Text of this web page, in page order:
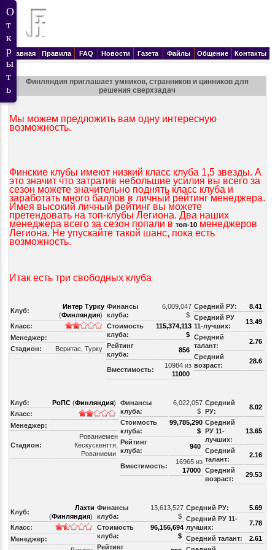
Главная Правила FAQ Новости Газета Файлы Общение Контакты
Финляндия приглашает умников, странников и цинников для
решения сверхзадач
Мы можем предложить вам одну интересную
возможность.
Финские клубы имеют низкий класс клуба 1,5 звезды. А
это значит что затратив небольшие усилия вы всего за
сезон можете значительно поднять класс клуба и
заработать много баллов в личный рейтинг менеджера.
Имея высокий личный рейтинг вы можете
претендовать на топ-клубы Легиона. Два наших
менеджера всего за сезон попали в топ-10менеджеров
Легиона. Не упускайте такой шанс, пока есть
возможность.
Итак есть три свободных клуба
Клуб:
Интер Турку
(Финляндия)
Класс:
Менеджер:
Стадион:
Веритас, Турку
Финансы
клуба:
6,009,047
$
Стоимость
клуба:
115,374,113
$
Рейтинг
клуба:
856
Вместимость:
10984 из
11000
Средний РУ:
8.41
Средний РУ
11-лучших:
13.49
Средний
талант:
2.76
Средний
возраст:
28.6
Клуб: РоПС(Финляндия)
Класс:
Менеджер:
Стадион:
Рованиемен
Кескускенття,
Рованиеми
Финансы
клуба:
6,022,057
$
Стоимость
клуба:
99,785,290
$
Рейтинг
клуба:
940
Вместимость:
16965 из
17000
Средний
РУ:
8.02
Средний
РУ 11-
лучших:
13.65
Средний
талант:
2.16
Средний
возраст:
29.53
Клуб:
Лахти
(Финляндия)
Класс:
Менеджер:
Финансы
клуба:
13,613,527
$
Стоимость
клуба:
96,156,694
$
Рейтинг
Средний РУ:
5.69
Средний РУ 11-
лучших:
7.78
Средний талант:
2.61